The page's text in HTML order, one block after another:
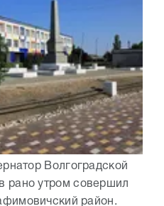
Волгоградской
рано утром совершил
район.